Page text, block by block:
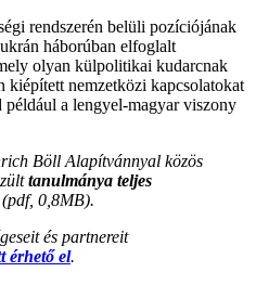
rendszerén belüli pozíciójának
háborúban elfoglalt
olyan külpolitikai kudarcnak
kiépített nemzetközi kapcsolatokat
például a lengyel-magyar viszony
Böll Alapítvánnyal közös
tanulmánya teljes
(pdf, 0,8MB).
és partnereit
érhető el.